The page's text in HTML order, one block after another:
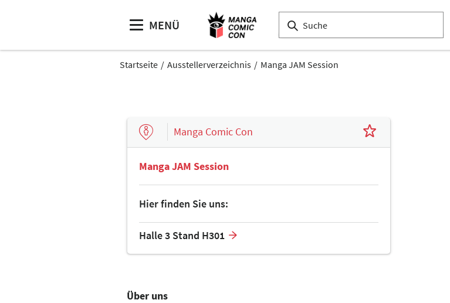
MENÜ
Startseite Ausstellerverzeichnis Manga JAM Session
Manga Comic Con
Manga JAM Session
Hier finden Sie uns:
Halle 3 Stand H301
Über uns